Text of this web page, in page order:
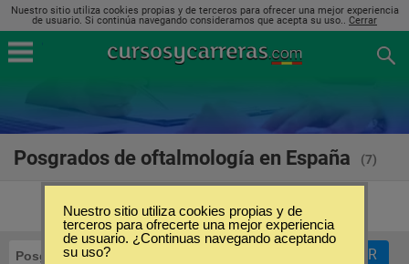
Nuestro sitio utiliza cookies propias y de terceros para ofrecer una mejor experiencia
de usuario. Si continúa navegando consideramos que acepta su uso.. Cerrar
Posgrados de oftalmología en España (7)
Posgrados FILTRAR
Nuestro sitio utiliza cookies propias y de
terceros para ofrecerte una mejor experiencia
de usuario. ¿Continuas navegando aceptando
su uso?